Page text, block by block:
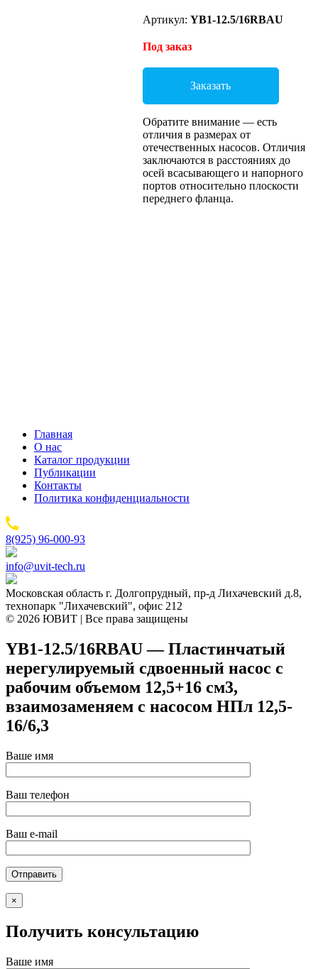
Артикул: YB1-12.5/16RBAU
Под заказ
Заказать
Обратите внимание — есть
отличия в размерах от
отечественных насосов. Отличия
заключаются в расстояниях до
осей всасывающего и напорного
портов относительно плоскости
переднего фланца.
Главная
О нас
Каталог продукции
Публикации
Контакты
Политика конфиденциальности
8(925) 96-000-93
info@uvit-tech.ru
Московская область г. Долгопрудный, пр-д Лихачевский д.8,
технопарк "Лихачевский", офис 212
© 2026 ЮВИТ | Все права защищены
YB1-12.5/16RBAU — Пластинчатый
нерегулируемый сдвоенный насос с
рабочим объемом 12,5+16 см3,
взаимозаменяем с насосом НПл 12,5-
16/6,3
Ваше имя
Ваш телефон
Ваш e-mail
×
Получить консультацию
Ваше имя